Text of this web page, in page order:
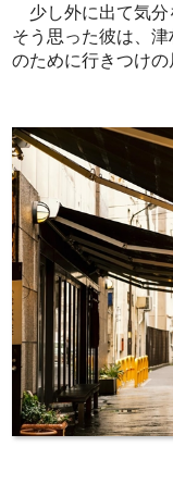
少し外に出て気分
そう思った彼は、
のために行きつけの